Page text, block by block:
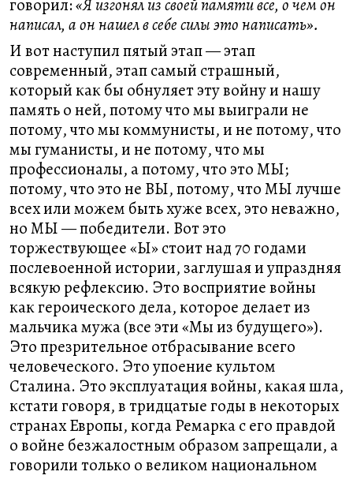
говорил:«Я изгонял из своей памяти все, о чем он
написал, а он нашел в себе силы это написать».
И вот наступил пятый этап — этап
современный, этап самый страшный,
который как бы обнуляет эту войну и нашу
память о ней, потому что мы выиграли не
потому, что мы коммунисты, и не потому, что
мы гуманисты, и не потому, что мы
профессионалы, а потому, что это МЫ;
потому, что это не ВЫ, потому, что МЫ лучше
всех или можем быть хуже всех, это неважно,
но МЫ — победители. Вот это
торжествующее «Ы» стоит над 70 годами
послевоенной истории, заглушая и упраздняя
всякую рефлексию. Это восприятие войны
как героического дела, которое делает из
мальчика мужа (все эти «Мы из будущего»).
Это презрительное отбрасывание всего
человеческого. Это упоение культом
Сталина. Это эксплуатация войны, какая шла,
кстати говоря, в тридцатые годы в некоторых
странах Европы, когда Ремарка с его правдой
о войне безжалостным образом запрещали, а
говорили только о великом национальном